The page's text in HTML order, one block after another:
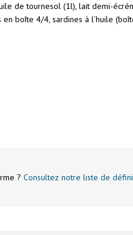
de tournesol (1l), lait demi-
boîte 4/4, sardines à l’huile
? Consultez notre liste de